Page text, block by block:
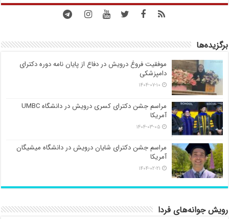
برگزیده‌ها
موفقیت فروغ درویش در دفاع از پایان نامه دوره دکترای
دامپزشکی
۱۴۰۴-۰۷-۱۰
مراسم جشن دکترای کسری درویش در دانشگاه UMBC
آمریکا
۱۴۰۴-۰۳-۰۵
مراسم جشن دکترای شایان درویش در دانشگاه میشیگان
آمریکا
۱۴۰۴-۰۲-۲۱
رویش جوانه‌های فردا